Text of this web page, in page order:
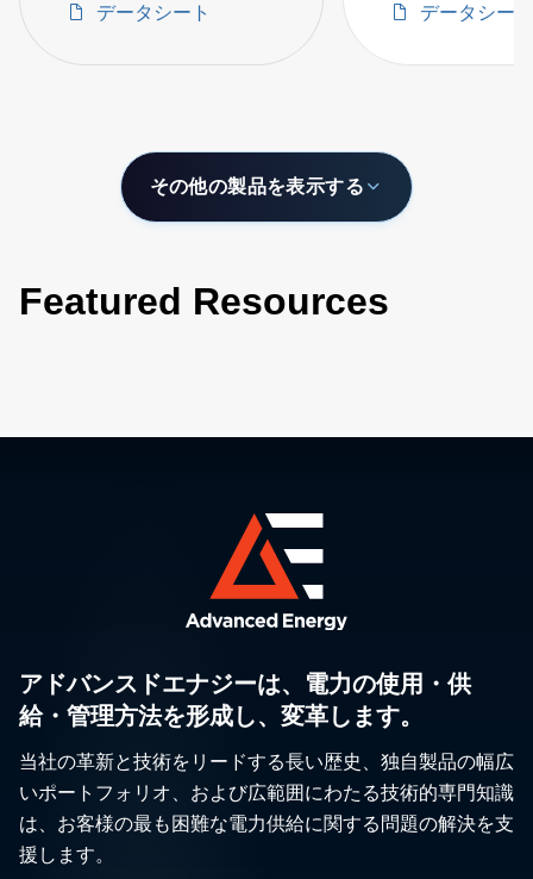
Single Instrument
データシート データシート
その他の製品を表示する
Featured Resources
アドバンスドエナジーは、電力の使用・供
給・管理方法を形成し、変革します。
当社の革新と技術をリードする長い歴史、独自製品の幅広
いポートフォリオ、および広範囲にわたる技術的専門知識
は、お客様の最も困難な電力供給に関する問題の解決を支
援します。